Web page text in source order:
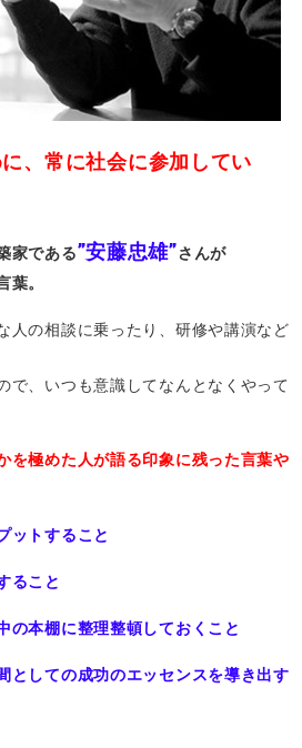
に、常に社会に参加してい
家である”安藤忠雄”さんが
葉。
人の相談に乗ったり、研修や講演など
で、いつも意識してなんとなくやって
を極めた人が語る印象に残った言葉や
ットすること
ること
の本棚に整理整頓しておくこと
としての成功のエッセンスを導き出す